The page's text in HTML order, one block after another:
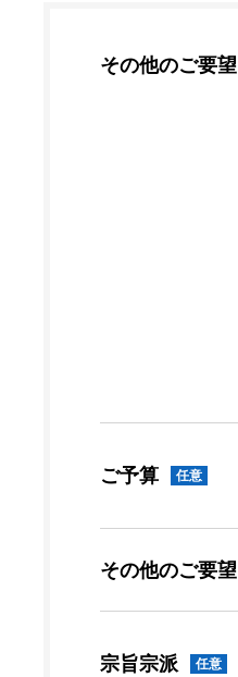
その他のご要望
ご予算 任意
その他のご要望
宗旨宗派 任意